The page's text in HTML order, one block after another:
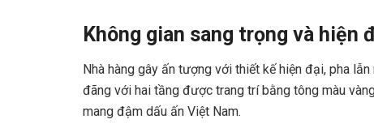
Không gian sang trọng và hiện
Nhà hàng gây ấn tượng với thiết kế hiện đại, pha
đãng với hai tầng được trang trí bằng tông màu
mang đậm dấu ấn Việt Nam.